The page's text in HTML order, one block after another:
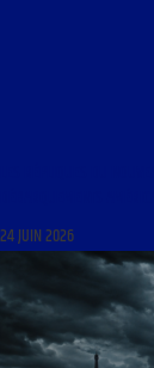
24 JUIN 2026